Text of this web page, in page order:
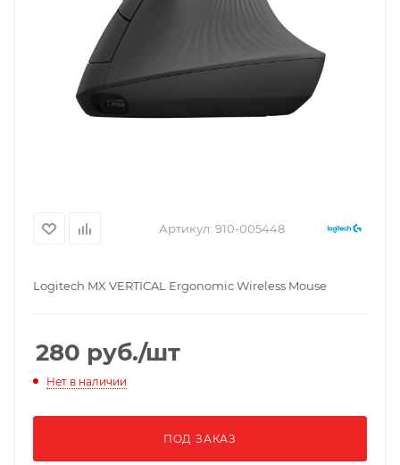
Артикул: 910-005448
Logitech MX VERTICAL Ergonomic Wireless Mouse
280 руб./шт
Нет в наличии
ПОД ЗАКАЗ